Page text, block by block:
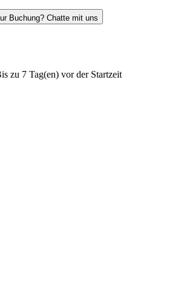
Buchung? Chatte mit uns
zu 7 Tag(en) vor der Startzeit